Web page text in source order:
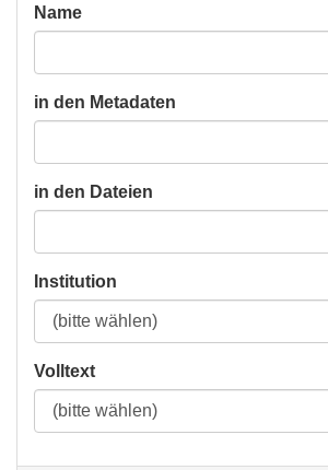
Name
in den Metadaten
in den Dateien
Institution
Volltext